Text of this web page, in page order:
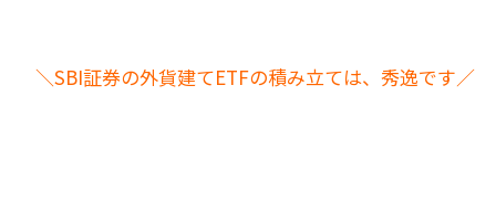
＼SBI証券の外貨建てETFの積み立ては、秀逸です／